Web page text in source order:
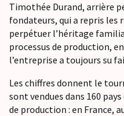
Timothée Durand, arrière
fondateurs, qui a repris les
perpétuer l’héritage
processus de production,
l’entreprise a toujours su
Les chiffres donnent le
sont vendues dans 160
de production : en France,